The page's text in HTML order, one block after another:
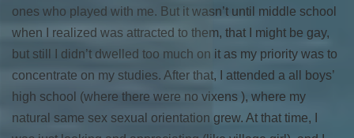
ones who played with me. But it wasn’t until middle school
when I realized was attracted to them, that I might be gay,
but still I didn’t dwelled too much on it as my priority was to
concentrate on my studies. After that, I attended a all boys’
high school (where there were no vixens ), where my
natural same sex sexual orientation grew. At that time, I